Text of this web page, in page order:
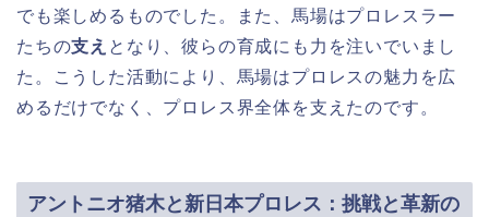
でも楽しめるものでした。また、馬場はプロレスラー
たちの支え となり、彼らの育成にも力を注いでいまし
た。こうした活動により、馬場はプロレスの魅力を広
めるだけでなく、プロレス界全体を支えたのです。
アントニオ猪木と新日本プロレス：挑戦と革新の